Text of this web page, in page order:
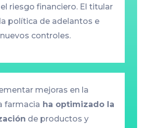
riesgo financiero. El titular
política de adelantos e
controles.
mejoras en la
farmacia ha optimizado la
de productos y